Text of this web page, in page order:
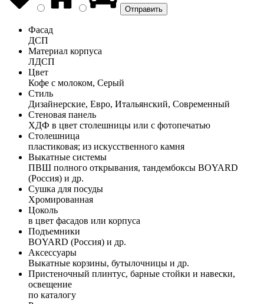
Фасад
ДСП
Материал корпуса
ЛДСП
Цвет
Кофе с молоком, Серый
Стиль
Дизайнерские, Евро, Итальянский, Современный
Стеновая панель
ХДФ в цвет столешницы или с фотопечатью
Столешница
пластиковая; из искусственного камня
Выкатные системы
ПВШ полного открывания, тандембоксы BOYARD
(Россия) и др.
Сушка для посуды
Хромированная
Цоколь
в цвет фасадов или корпуса
Подъемники
BOYARD (Россия) и др.
Аксессуары
Выкатные корзины, бутылочницы и др.
Пристеночный плинтус, барные стойки и навески,
освещение
по каталогу